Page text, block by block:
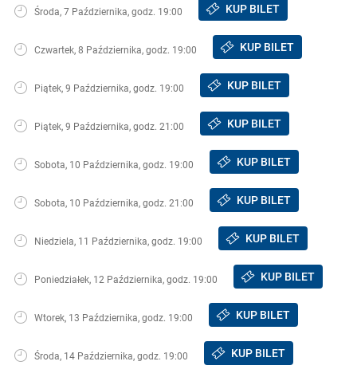
Środa, 7 Października, godz. 19:00 KUP BILET
Czwartek, 8 Października, godz. 19:00 KUP BILET
Piątek, 9 Października, godz. 19:00 KUP BILET
Piątek, 9 Października, godz. 21:00 KUP BILET
Sobota, 10 Października, godz. 19:00 KUP BILET
Sobota, 10 Października, godz. 21:00 KUP BILET
Niedziela, 11 Października, godz. 19:00 KUP BILET
Poniedziałek, 12 Października, godz. 19:00 KUP BILET
Wtorek, 13 Października, godz. 19:00 KUP BILET
Środa, 14 Października, godz. 19:00 KUP BILET